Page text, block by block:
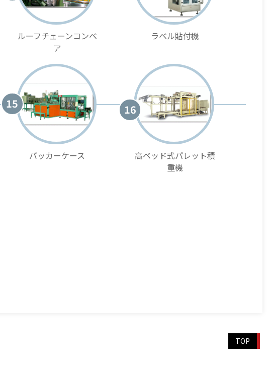
ルーフチェーンコンベ
ア
ラベル貼付機
15
バッカーケース
16
高ベッド式パレット積
重機
TOP